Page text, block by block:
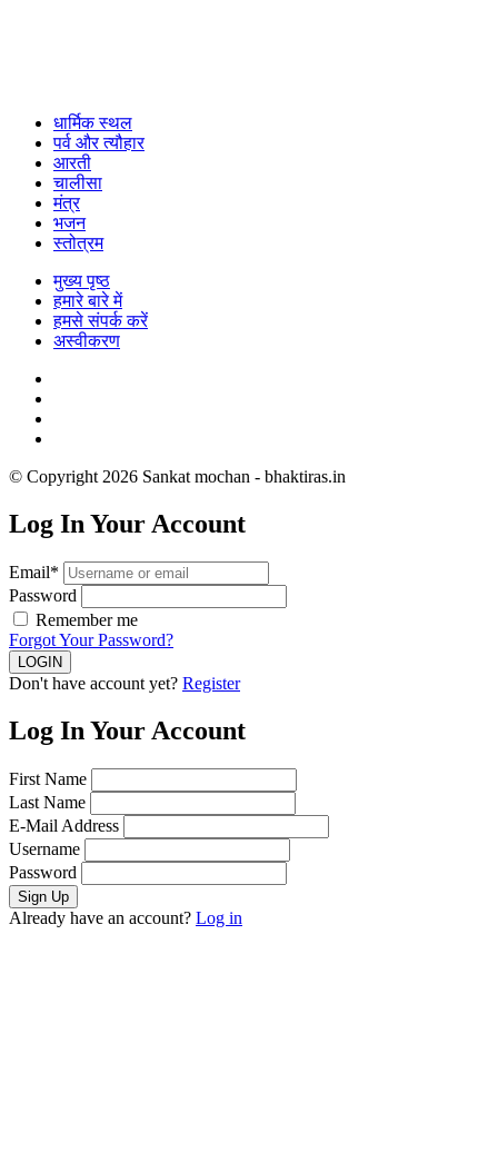
धार्मिक स्थल
पर्व और त्यौहार
आरती
चालीसा
मंत्र
भजन
स्तोत्रम
मुख्य पृष्ठ
हमारे बारे में
हमसे संपर्क करें
अस्वीकरण
© Copyright 2026 Sankat mochan - bhaktiras.in
Log In Your Account
Email*
Password
Remember me
Forgot Your Password?
Don't have account yet? Register
Log In Your Account
First Name
Last Name
E-Mail Address
Username
Password
Already have an account? Log in